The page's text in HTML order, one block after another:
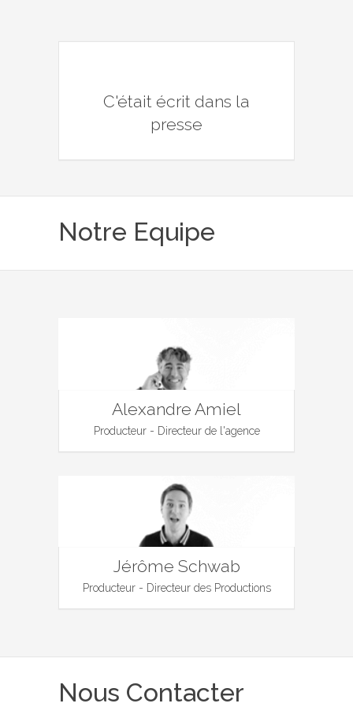
C'était écrit dans la
presse
Notre Equipe
Alexandre Amiel
Producteur - Directeur de l'agence
Jérôme Schwab
Producteur - Directeur des Productions
Nous Contacter